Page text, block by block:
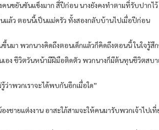
คนขยันขันแข็งมาก สี่ปีก่อน นางยังคงทำตามที่รับปาก
แล้ว ตอนนี้เป็นแม่ครัว ทั้งสองกลับบ้านไปเมื่อปีก่อน
ขึ้นมา พวกนางคิดถึงตอนเด็กแล้วก็คิดถึงตอนนี้ ในใจ
อง ชีวิตวันหน้ามีฝีมือติดตัว พวกนางก็มีต้นทุนชีวิตสบ
ว่าพวกเราจะได้พบกันอีกเมื่อใด”
งชายแต่งงาน อาสะใภ้สามจะให้คนมารับพวกเจ้าไปเที่